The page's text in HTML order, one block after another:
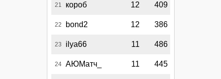
21 короб 12 409
22 bond2 12 386
23 ilya66 11 486
24 АЮМатч_ 11 445